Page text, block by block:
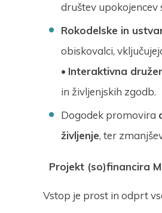
društev
Rokodelske in
obiskovalci,
• Interaktivna
in življenjskih zgodb.
Dogodek promovira
življenje, ter
Projekt (so)financira
Vstop je prost in odprt